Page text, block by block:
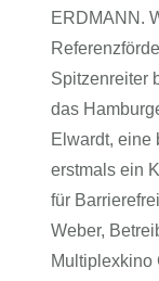
ERDMANN.
Spitzenreiter
das
Elwardt, eine
erstmals ein
für
Weber,
Multiplexkino